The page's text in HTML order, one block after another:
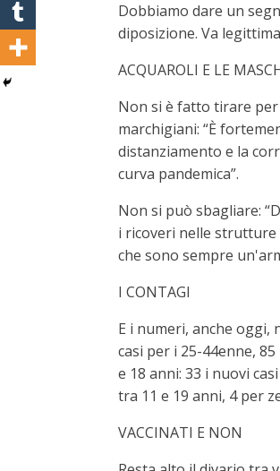
Dobbiamo dare un
diposizione. Va
ACQUAROLI E LE
Non si è fatto tirare per
marchigiani: “È
distanziamento e la
curva pandemica”.
Non si può sbagliare:
i ricoveri nelle
che sono sempre
I CONTAGI
E i numeri, anche oggi,
casi per i 25-44enne,
e 18 anni: 33 i nuovi
tra 11 e 19 anni, 4 per
VACCINATI E NON